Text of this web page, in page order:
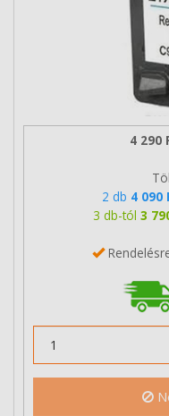
4 290
2 db 4 090
3 db-tól 3